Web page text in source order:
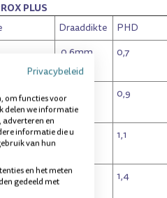
PLUS
Draaddikte
PHD
0,6mm 0,7
0,7mm 0,9
0,9mm 1,1
1,1mm 1,4
Privacybeleid
om functies voor
delen we informatie
adverteren en
informatie die u
van hun
en het meten
gedeeld met